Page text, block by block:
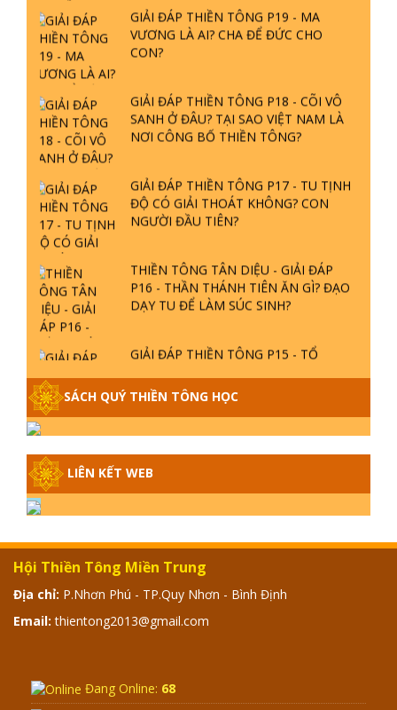
GIẢI ĐÁP THIỀN TÔNG P19 - MA
VƯƠNG LÀ AI? CHA ĐỂ ĐỨC CHO
CON?
GIẢI ĐÁP THIỀN TÔNG P18 - CÕI VÔ
SANH Ở ĐÂU? TẠI SAO VIỆT NAM LÀ
NƠI CÔNG BỐ THIỀN TÔNG?
GIẢI ĐÁP THIỀN TÔNG P17 - TU TỊNH
ĐỘ CÓ GIẢI THOÁT KHÔNG? CON
NGƯỜI ĐẦU TIÊN?
THIỀN TÔNG TÂN DIỆU - GIẢI ĐÁP
P16 - THẦN THÁNH TIÊN ĂN GÌ? ĐẠO
DẠY TU ĐỂ LÀM SÚC SINH?
GIẢI ĐÁP THIỀN TÔNG P15 - TỔ
CHỨC LOÀI CÔ HỒN - GIÁO LÝ ĐẠO
PHẬT KHI NÀO XUẤT BẢN
LỊCH - TẦNG BÌNH LƯU LỚN ĐẾN
GIẢI ĐÁP THIỀN TÔNG ĐẶC BIỆT -
ĐƯỢC KHÔNG? XÁ LỢI PHẬT THẬT -
GIẢ | TTTD
GIẢI ĐÁP THIỀN TÔNG ĐẶC BIỆT -
P12 - SỰ THẬT VỀ ĐẠI HỒNG THỦY?
GIẢI ĐÁP ĐẶC BIỆT 2024 - P11
SÁCH QUÝ THIỀN TÔNG HỌC
LIÊN KẾT WEB
Hội Thiền Tông Miền Trung
Địa chỉ: P.Nhơn Phú - TP.Quy Nhơn - Bình Định
Email: thientong2013@gmail.com
Đang Online: 68